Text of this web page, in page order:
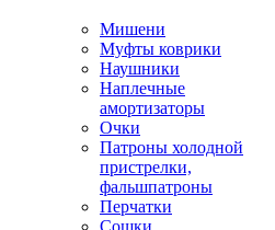
Мишени
Муфты коврики
Наушники
Наплечные
амортизаторы
Очки
Патроны холодной
пристрелки,
фальшпатроны
Перчатки
Сошки